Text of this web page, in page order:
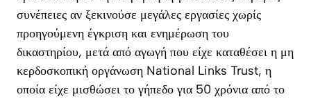
συνέπειες αν ξεκινούσε μεγάλες εργασίες χωρίς
προηγούμενη έγκριση και ενημέρωση του
δικαστηρίου, μετά από αγωγή που είχε καταθέσει η μη
κερδοσκοπική οργάνωση National Links Trust, η
οποία είχε μισθώσει το γήπεδο για 50 χρόνια από το